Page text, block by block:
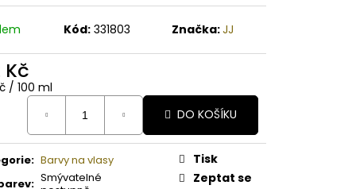
Kód: 331803 Značka:JJ
Kč
/ 100 ml
DO KOŠÍKU
: Barvy na vlasy
: Smývatelné
Tisk
Zeptat se
PAPAYA ORGANICKÉ